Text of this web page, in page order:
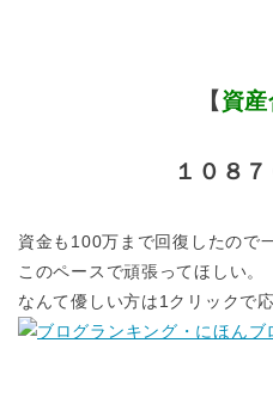
【 資
１０８
資金も100万まで回復したので
このペースで頑張ってほしい。
なんて優しい方は1クリックで